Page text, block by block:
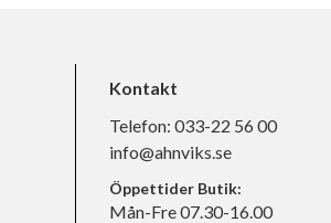
Kontakt
Telefon: 033-22 56 00
info@ahnviks.se
Öppettider Butik:
Mån-Fre 07.30-16.00